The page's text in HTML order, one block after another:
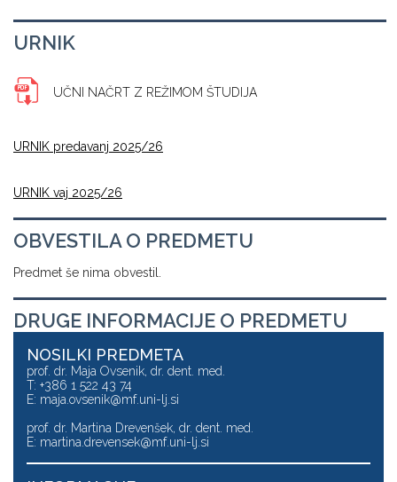
URNIK
UČNI NAČRT Z REŽIMOM ŠTUDIJA
URNIK predavanj 2025/26
URNIK vaj 2025/26
OBVESTILA O PREDMETU
Predmet še nima obvestil.
DRUGE INFORMACIJE O PREDMETU
NOSILKI PREDMETA
prof. dr. Maja Ovsenik, dr. dent. med.
T: +386 1 522 43 74
E: maja.ovsenik@mf.uni-lj.si
prof. dr. Martina Drevenšek, dr. dent. med.
E: martina.drevensek@mf.uni-lj.si